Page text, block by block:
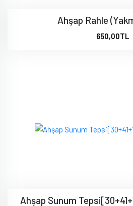
Ahşap Rahle
650,00TL
Ahşap Sunum